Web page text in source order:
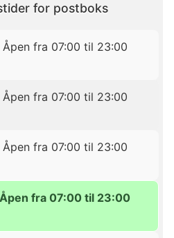
for postboks
Åpen fra 07:00 til 23:00
Åpen fra 07:00 til 23:00
Åpen fra 07:00 til 23:00
Åpen fra 07:00 til 23:00